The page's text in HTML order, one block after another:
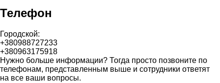
Телефон
Городской:
+380988727233
+380963175918
Нужно больше информации? Тогда просто позвоните по
телефонам, представленным выше и сотрудники ответят
на все ваши вопросы.